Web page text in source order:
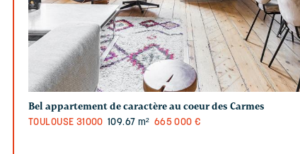
Bel appartement de caractère au coeur des Carmes
TOULOUSE 31000 109.67 m² 665 000 €